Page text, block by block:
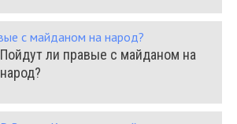
Пойдут ли правые с майданом на
народ?